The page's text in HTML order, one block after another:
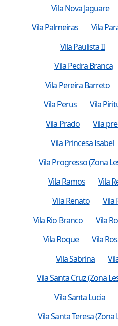
Vila Nova Jaguare
Vila Palmeiras
Vila
Vila Paulista II
Vila Pedra Branca
Vila Pereira Barreto
Vila Perus
Vila
Vila Prado
Vila
Vila Princesa Isabel
Vila Progresso (Zona
Vila Ramos
Vila
Vila Renato
Vila
Vila Rio Branco
Vila
Vila Roque
Vila
Vila Sabrina
Vila Santa Cruz (Zona
Vila Santa Lucia
Vila Santa Teresa (Zona